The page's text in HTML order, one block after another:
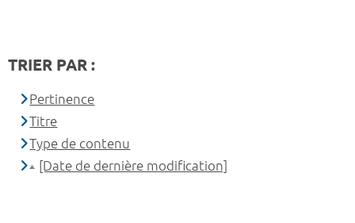
TRIER PAR :
Pertinence
Titre
Type de contenu
[Date de dernière modification]